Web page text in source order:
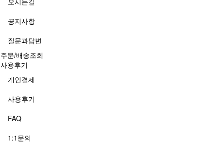
공지사항
질문과답변
주문/배송조회
사용후기
개인결제
사용후기
FAQ
1:1문의